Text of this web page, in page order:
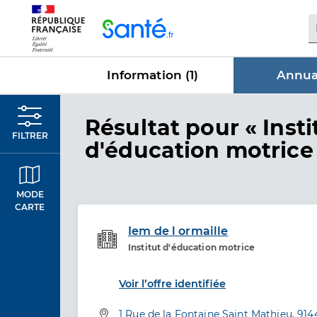
Information (1)
FILTRER
MODE
CARTE
Résultat dans
pour «
d'éducation motrice
Iem de l ormaille
Institut d'éducation motrice
Etablissement de soins
Voir l’offre identifiée
Adresse
1 Rue de la Fontaine Saint Mathieu,
Panneau de gestion des cookies